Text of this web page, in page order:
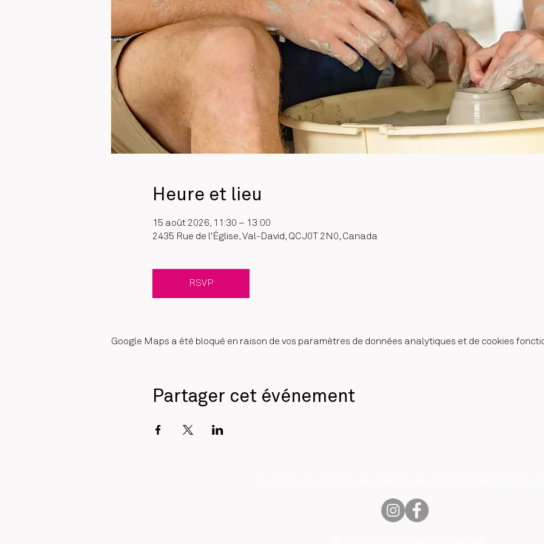
Heure et lieu
15 août 2026, 11:30 – 13:00
2435 Rue de l'Église, Val-David, QC J0T 2N0, Canada
RSVP
Google Maps a été bloqué en raison de vos paramètres de données analytiques et de cookies
Partager cet événement